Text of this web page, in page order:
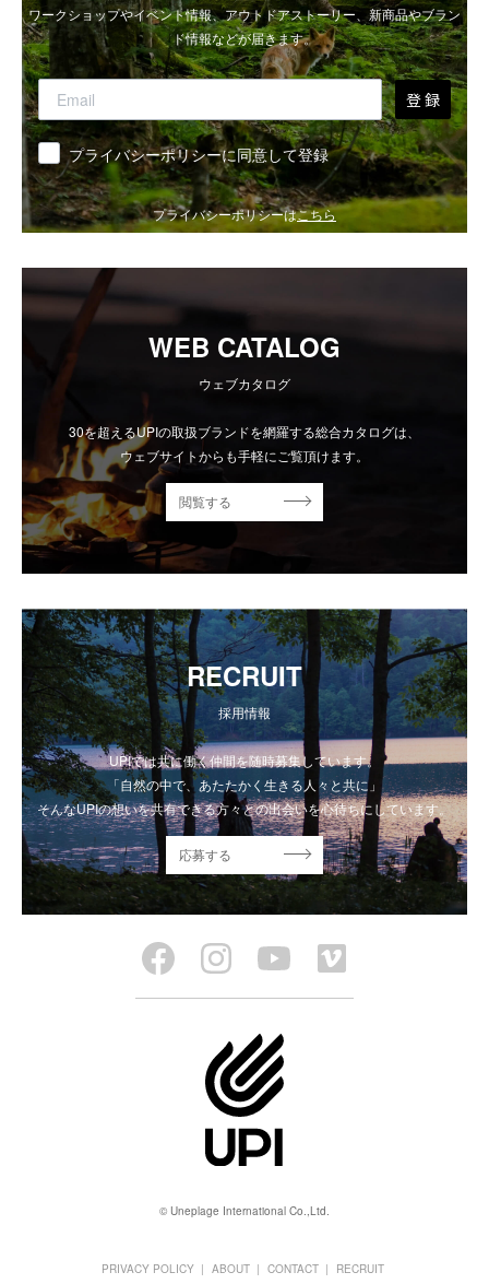
ワークショップやイベント情報、アウトドアストーリー、新商品やブラン
ド情報などが届きます。
登 録
同意 プライバシーポリシーに同意して登録
プライバシーポリシーはこちら
WEB CATALOG
ウェブカタログ
30を超えるUPIの取扱ブランドを網羅する総合カタログは、
ウェブサイトからも手軽にご覧頂けます。
閲覧する
RECRUIT
採用情報
UPIでは共に働く仲間を随時募集しています。
「自然の中で、あたたかく生きる人々と共に」
そんなUPIの想いを共有できる方々との出会いを心待ちにしています。
応募する
© Uneplage International Co.,Ltd.
PRIVACY POLICY ABOUT CONTACT RECRUIT